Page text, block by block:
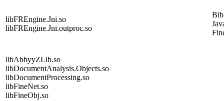
libFREngine.Jni.so
libFREngine.Jni.outproc.so
libAbbyyZLib.so
libDocumentAnalysis.Objects.so
libDocumentProcessing.so
libFineNet.so
libFineObj.so